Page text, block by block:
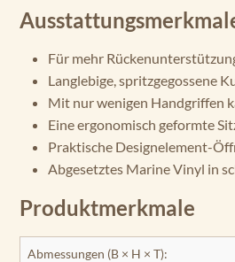
Für mehr
Langlebige, spritzgegossene
Mit nur wenigen Handgriffen
Eine ergonomisch geformte
Praktische Designelement-
Abgesetztes Marine Vinyl in
Produktmerkmale
Abmessungen (B × H × T):